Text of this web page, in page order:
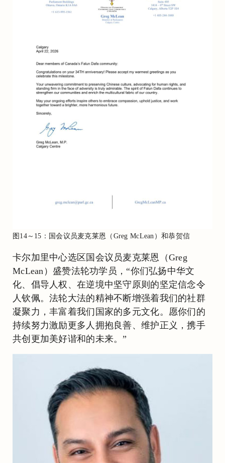
图14～15：国会议员麦克莱恩（Greg McLean）和恭贺信
卡尔加里中心选区国会议员麦克莱恩（Greg
McLean）盛赞法轮功学员，“你们弘扬中华文
化、倡导人权、在逆境中坚守原则的坚定信念令
人钦佩。法轮大法的精神不断增强着我们的社群
凝聚力，丰富着我们国家的多元文化。愿你们的
持续努力激励更多人拥抱良善、维护正义，携手
共创更加美好谐和的未来。”